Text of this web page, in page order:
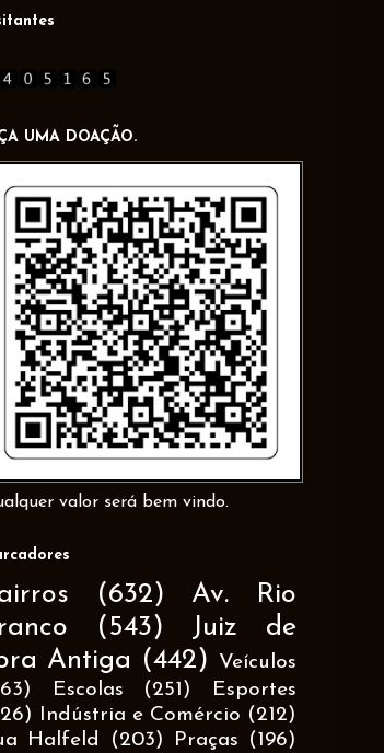
UMA DOAÇÃO.
valor será bem vindo.
(632)
Av. Rio
(543)
Juiz de
Antiga (442)
Veículos
Escolas (251)
Esportes
Indústria e Comércio (212)
Halfeld
(203) Praças
(196)